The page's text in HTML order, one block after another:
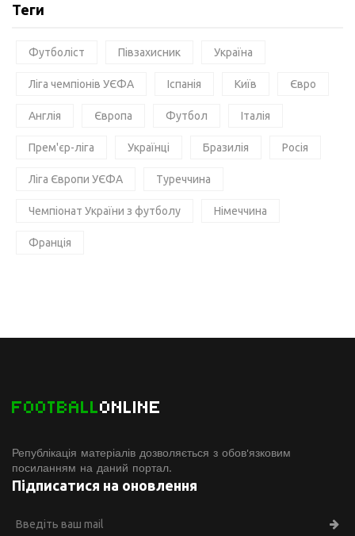
Теги
Футболіст Півзахисник Україна
Ліга чемпіонів УЄФА Іспанія Київ Євро
Англія Європа Футбол Італія
Прем'єр-ліга Українці Бразилія Росія
Ліга Європи УЄФА Туреччина
Чемпіонат України з футболу Німеччина
Франція
FOOTBALLONLINE
Републікація матеріалів дозволяється з обов'язковим
посиланням на даний портал.
Підписатися на оновлення